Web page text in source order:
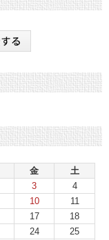
金
土
3
4
10
11
17
18
24
25